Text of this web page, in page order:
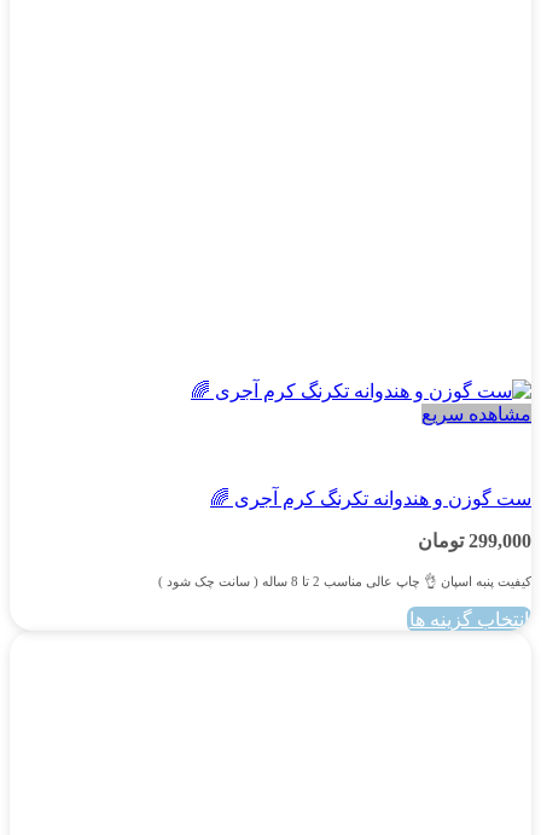
مشاهده سریع
ست گوزن و هندوانه تکرنگ کرم آجری 🌈
299,000 تومان
کیفیت پنبه اسپان 👌 چاپ عالی مناسب 2 تا 8 ساله ( سانت چک شود )
انتخاب گزینه ها